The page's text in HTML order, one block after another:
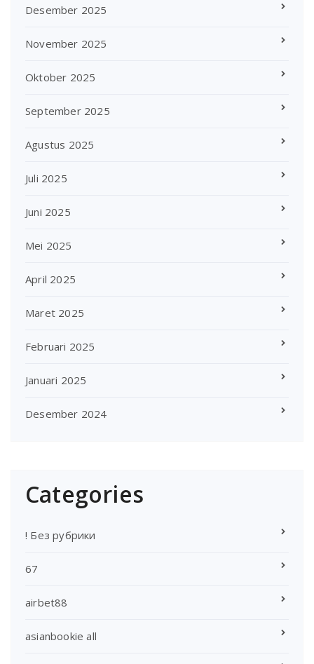
Desember 2025
November 2025
Oktober 2025
September 2025
Agustus 2025
Juli 2025
Juni 2025
Mei 2025
April 2025
Maret 2025
Februari 2025
Januari 2025
Desember 2024
Categories
! Без рубрики
67
airbet88
asianbookie all